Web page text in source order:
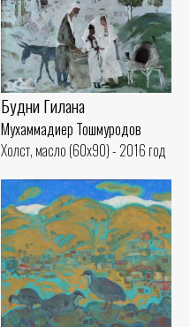
Будни Гилана
Мухаммадиер Тошмуродов
Холст, масло (60x90) - 2016 год